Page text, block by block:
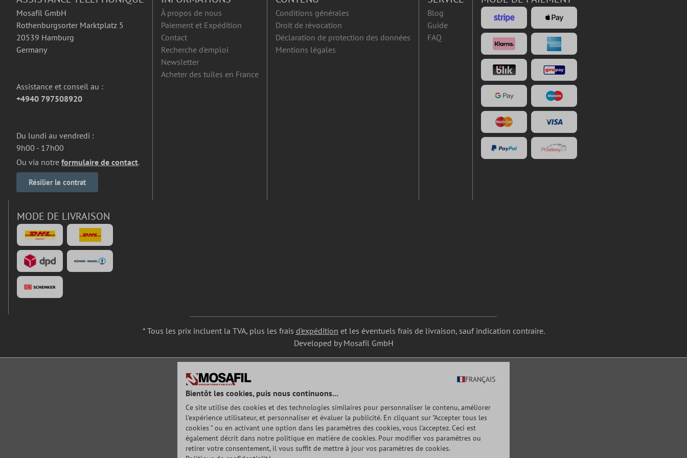
Mosafil GmbH
Rothenburgsorter Marktplatz 5
20539 Hamburg
Germany
Assistance et conseil au :
+4940 797508920
Du lundi au vendredi :
9h00 - 17h00
Ou via notre formulaire de contact.
Résilier le contrat
À propos de nous
Paiement et Expédition
Contact
Recherche d'emploi
Newsletter
Acheter des tuiles en France
Conditions générales
Droit de révocation
Déclaration de protection des données
Mentions légales
Blog
Guide
FAQ
MODE DE LIVRAISON
* Tous les prix incluent la TVA, plus les frais d'expédition et les éventuels frais de livraison, sauf indication contraire.
Developed by Mosafil GmbH
FRANÇAIS
Bientôt les cookies, puis nous continuons...
Ce site utilise des cookies et des technologies similaires pour personnaliser le contenu, améliorer
l'expérience utilisateur, et personnaliser et évaluer la publicité. En cliquant sur "Accepter tous les
cookies " ou en activant une option dans les paramètres des cookies, vous l'acceptez. Ceci est
également décrit dans notre politique en matière de cookies. Pour modifier vos paramètres ou
retirer votre consentement, il vous suffit de mettre à jour vos paramètres de cookies.